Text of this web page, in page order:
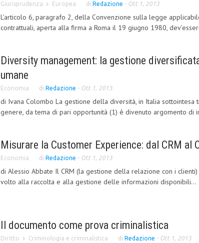
Giurisprudenza Europea di Redazione - Ott 1, 2013
L’articolo 6, paragrafo 2, della Convenzione sulla legge
contrattuali, aperta alla firma a Roma il 19 giugno 1980,
Diversity management: la gestione
umane
Economia di Redazione - Ott 1, 2013
di Ivana Colombo La gestione della diversità, in Italia sottointesa
genere, da tema di pari opportunità (1) è divenuto argomento di
Misurare la Customer Experience: dal CRM al
Economia di Redazione - Ott 1, 2013
di Alessio Abbate Il CRM (la gestione della relazione con i clienti)
volto alla raccolta e alla gestione delle informazioni disponibili...
Il documento come prova criminalistica
Diritto Criminologia e criminalistica di Redazione - Ott 1, 2013